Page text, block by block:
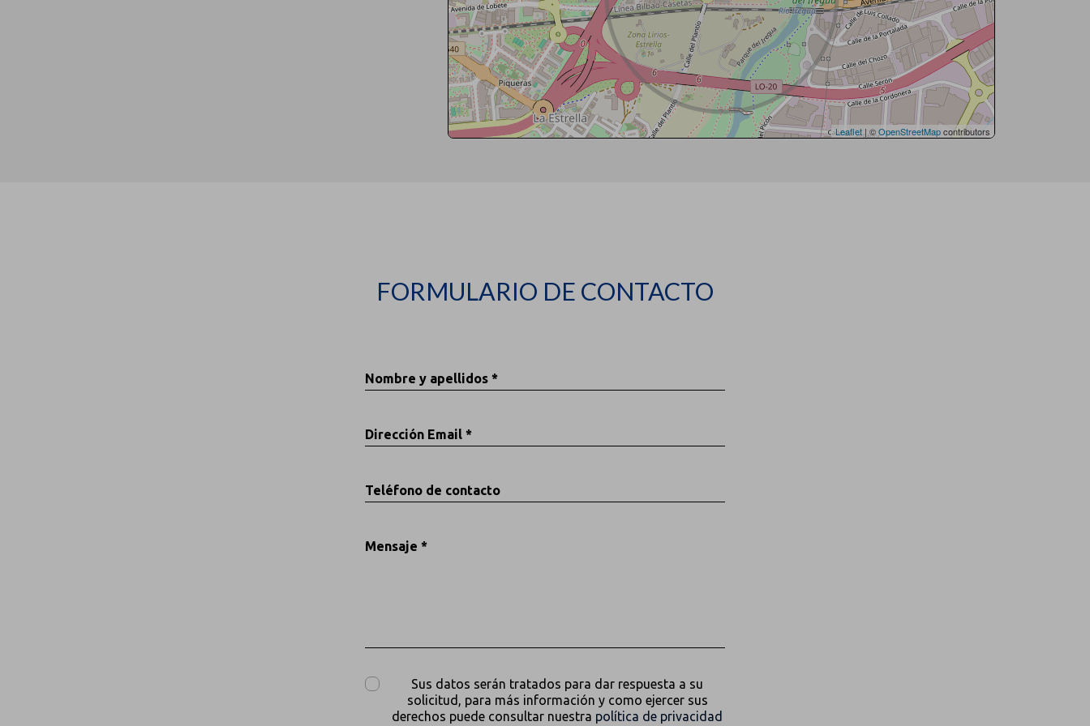
Leaflet| ©OpenStreetMapcontributors
FORMULARIO DE CONTACTO
Nombre y apellidos *
Dirección Email *
Teléfono de contacto
Mensaje *
Sus datos serán tratados para dar respuesta a su
solicitud, para más información y como ejercer sus
derechos puede consultar nuestra política de privacidad